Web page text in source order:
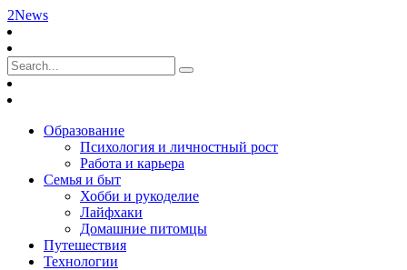
2News
Образование
Психология и личностный рост
Работа и карьера
Семья и быт
Хобби и рукоделие
Лайфхаки
Домашние питомцы
Путешествия
Технологии